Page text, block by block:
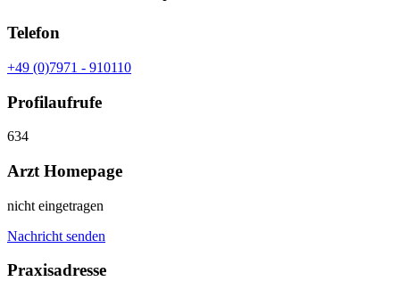
Telefon
+49 (0)7971 - 910110
Profilaufrufe
634
Arzt Homepage
nicht eingetragen
Nachricht senden
Praxisadresse